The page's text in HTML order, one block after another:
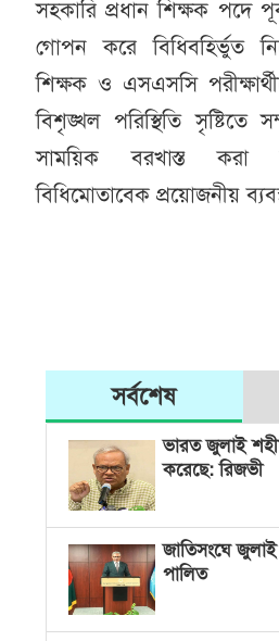
সহকারি প্রধান শিক্ষক পদে
গোপন করে বিধিবহির্ভুত
শিক্ষক ও এসএসসি
বিশৃঙ্খল পরিস্থিতি সৃষ্টিতে
সাময়িক বরখাস্ত করা
বিধিমোতাবেক প্রয়োজনীয়
সর্বশেষ
ভারত জুলাই
করেছে: রিজভী
জাতিসংঘে
পালিত